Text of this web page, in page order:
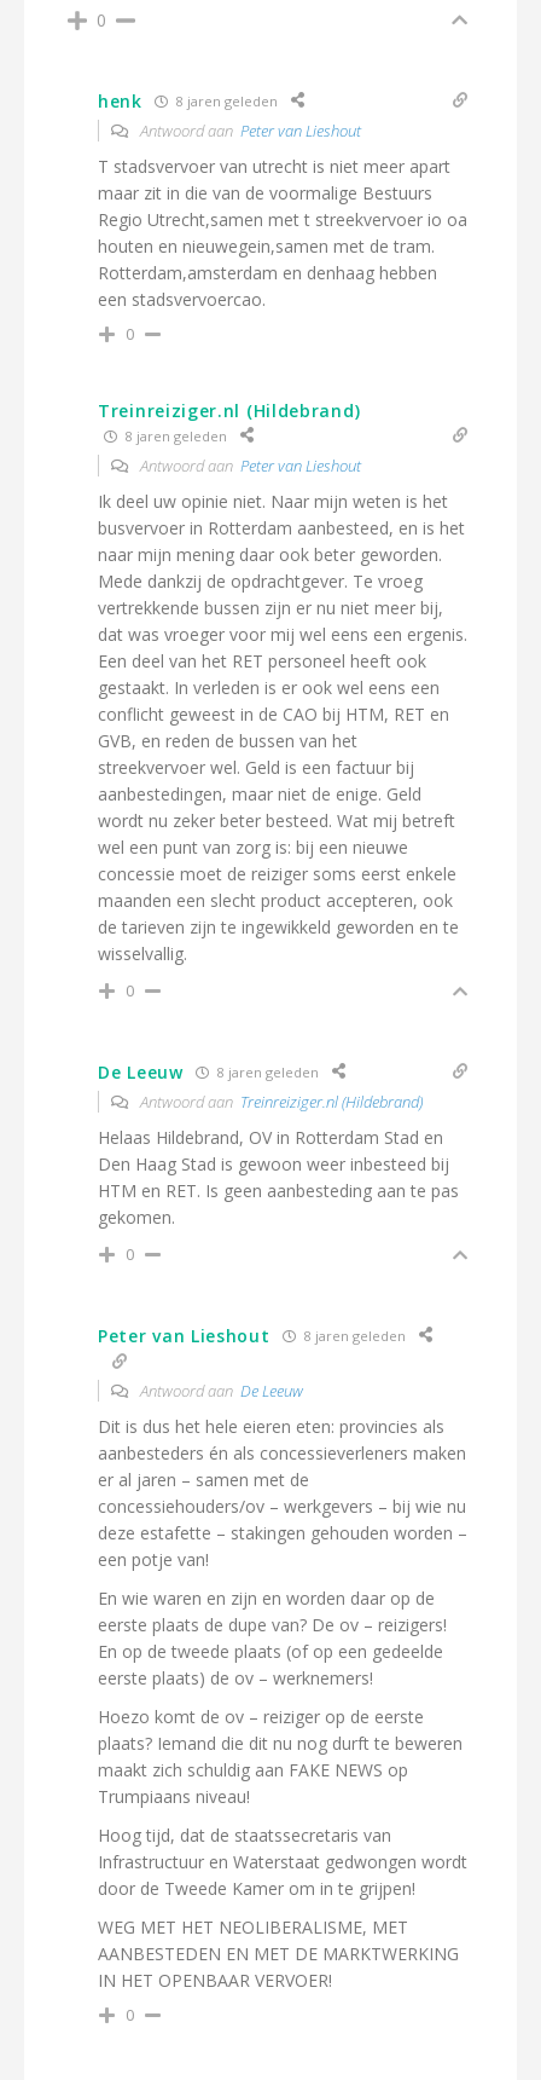
0
henk 8 jaren geleden
Antwoord aan Peter van Lieshout
T stadsvervoer van utrecht is niet meer apart
maar zit in die van de voormalige Bestuurs
Regio Utrecht,samen met t streekvervoer io oa
houten en nieuwegein,samen met de tram.
Rotterdam,amsterdam en denhaag hebben
een stadsvervoercao.
0
Treinreiziger.nl (Hildebrand)
8 jaren geleden
Antwoord aan Peter van Lieshout
Ik deel uw opinie niet. Naar mijn weten is het
busvervoer in Rotterdam aanbesteed, en is het
naar mijn mening daar ook beter geworden.
Mede dankzij de opdrachtgever. Te vroeg
vertrekkende bussen zijn er nu niet meer bij,
dat was vroeger voor mij wel eens een ergenis.
Een deel van het RET personeel heeft ook
gestaakt. In verleden is er ook wel eens een
conflicht geweest in de CAO bij HTM, RET en
GVB, en reden de bussen van het
streekvervoer wel. Geld is een factuur bij
aanbestedingen, maar niet de enige. Geld
wordt nu zeker beter besteed. Wat mij betreft
wel een punt van zorg is: bij een nieuwe
concessie moet de reiziger soms eerst enkele
maanden een slecht product accepteren, ook
de tarieven zijn te ingewikkeld geworden en te
wisselvallig.
0
De Leeuw 8 jaren geleden
Antwoord aan Treinreiziger.nl (Hildebrand)
Helaas Hildebrand, OV in Rotterdam Stad en
Den Haag Stad is gewoon weer inbesteed bij
HTM en RET. Is geen aanbesteding aan te pas
gekomen.
0
Peter van Lieshout 8 jaren geleden
Antwoord aan De Leeuw
Dit is dus het hele eieren eten: provincies als
aanbesteders én als concessieverleners maken
er al jaren – samen met de
concessiehouders/ov – werkgevers – bij wie nu
deze estafette – stakingen gehouden worden –
een potje van!
En wie waren en zijn en worden daar op de
eerste plaats de dupe van? De ov – reizigers!
En op de tweede plaats (of op een gedeelde
eerste plaats) de ov – werknemers!
Hoezo komt de ov – reiziger op de eerste
plaats? Iemand die dit nu nog durft te beweren
maakt zich schuldig aan FAKE NEWS op
Trumpiaans niveau!
Hoog tijd, dat de staatssecretaris van
Infrastructuur en Waterstaat gedwongen wordt
door de Tweede Kamer om in te grijpen!
WEG MET HET NEOLIBERALISME, MET
AANBESTEDEN EN MET DE MARKTWERKING
IN HET OPENBAAR VERVOER!
0